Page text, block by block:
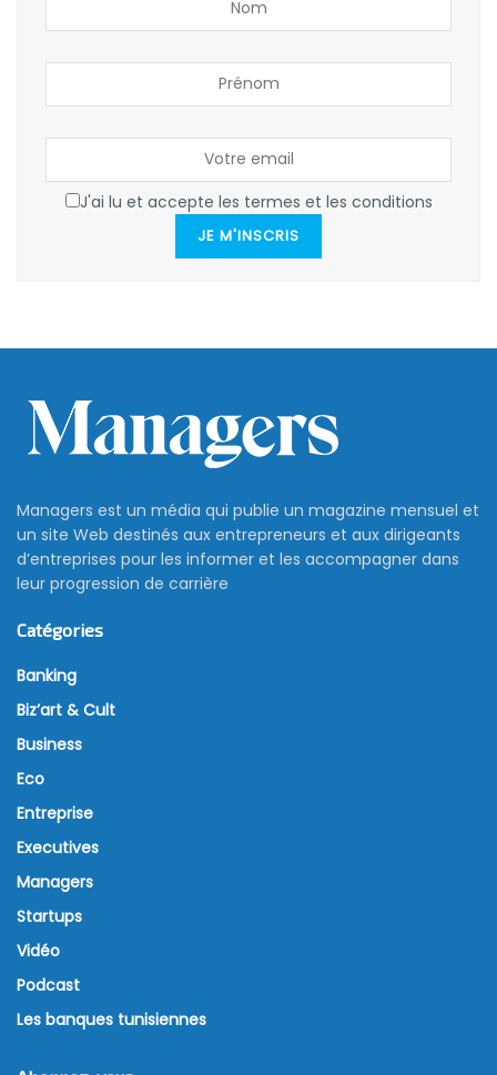
J'ai lu et accepte les termes et les conditions
JE M'INSCRIS
Managers est un média qui publie un magazine mensuel et
un site Web destinés aux entrepreneurs et aux dirigeants
d’entreprises pour les informer et les accompagner dans
leur progression de carrière
Catégories
Banking
Biz’art & Cult
Business
Eco
Entreprise
Executives
Managers
Startups
Vidéo
Podcast
Les banques tunisiennes